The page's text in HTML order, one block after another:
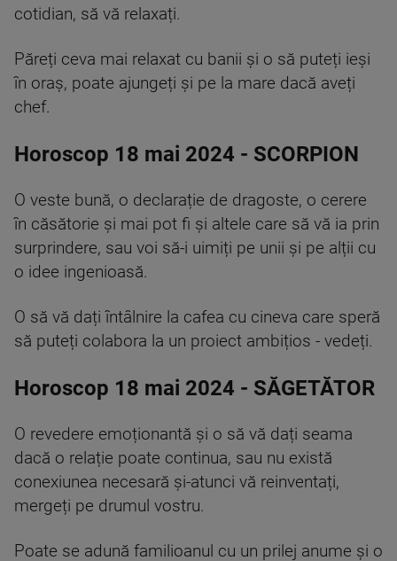
cotidian, să vă relaxați.
Păreți ceva mai relaxat cu banii și o să puteți ieși
în oraș, poate ajungeți și pe la mare dacă aveți
chef.
Horoscop 18 mai 2024 - SCORPION
O veste bună, o declarație de dragoste, o cerere
în căsătorie și mai pot fi și altele care să vă ia prin
surprindere, sau voi să-i uimiți pe unii și pe alții cu
o idee ingenioasă.
O să vă dați întâlnire la cafea cu cineva care speră
să puteți colabora la un proiect ambițios - vedeți.
Horoscop 18 mai 2024 - SĂGETĂTOR
O revedere emoționantă și o să vă dați seama
dacă o relație poate continua, sau nu există
conexiunea necesară și-atunci vă reinventați,
mergeți pe drumul vostru.
Poate se adună familioanul cu un prilej anume și o